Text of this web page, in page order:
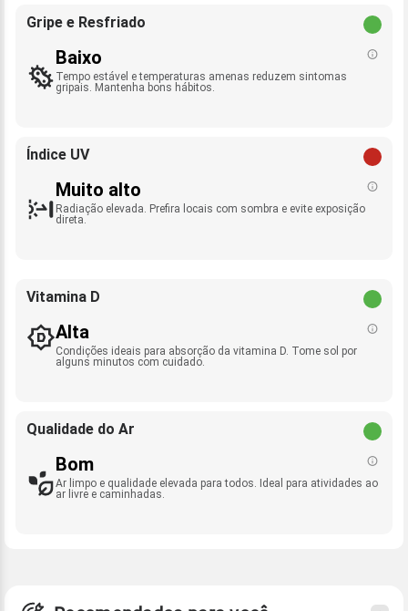
Gripe e Resfriado
Baixo
Tempo estável e temperaturas amenas reduzem sintomas
gripais. Mantenha bons hábitos.
Índice UV
Muito alto
Radiação elevada. Prefira locais com sombra e evite exposição
direta.
Vitamina D
Alta
Condições ideais para absorção da vitamina D. Tome sol por
alguns minutos com cuidado.
Qualidade do Ar
Bom
Ar limpo e qualidade elevada para todos. Ideal para atividades ao
ar livre e caminhadas.